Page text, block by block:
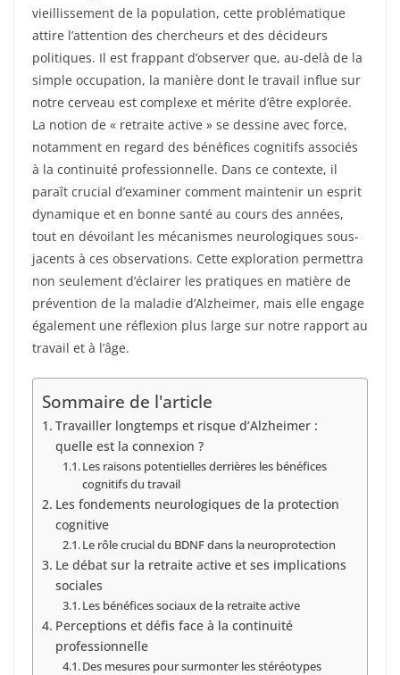
vieillissement de la population, cette problématique
attire l’attention des chercheurs et des décideurs
politiques. Il est frappant d’observer que, au-delà de la
simple occupation, la manière dont le travail influe sur
notre cerveau est complexe et mérite d’être explorée.
La notion de « retraite active » se dessine avec force,
notamment en regard des bénéfices cognitifs associés
à la continuité professionnelle. Dans ce contexte, il
paraît crucial d’examiner comment maintenir un esprit
dynamique et en bonne santé au cours des années,
tout en dévoilant les mécanismes neurologiques sous-
jacents à ces observations. Cette exploration permettra
non seulement d’éclairer les pratiques en matière de
prévention de la maladie d’Alzheimer, mais elle engage
également une réflexion plus large sur notre rapport au
travail et à l’âge.
Sommaire de l'article
Travailler longtemps et risque d’Alzheimer :
quelle est la connexion ?
Les raisons potentielles derrières les bénéfices
cognitifs du travail
Les fondements neurologiques de la protection
cognitive
Le rôle crucial du BDNF dans la neuroprotection
Le débat sur la retraite active et ses implications
sociales
Les bénéfices sociaux de la retraite active
Perceptions et défis face à la continuité
professionnelle
Des mesures pour surmonter les stéréotypes